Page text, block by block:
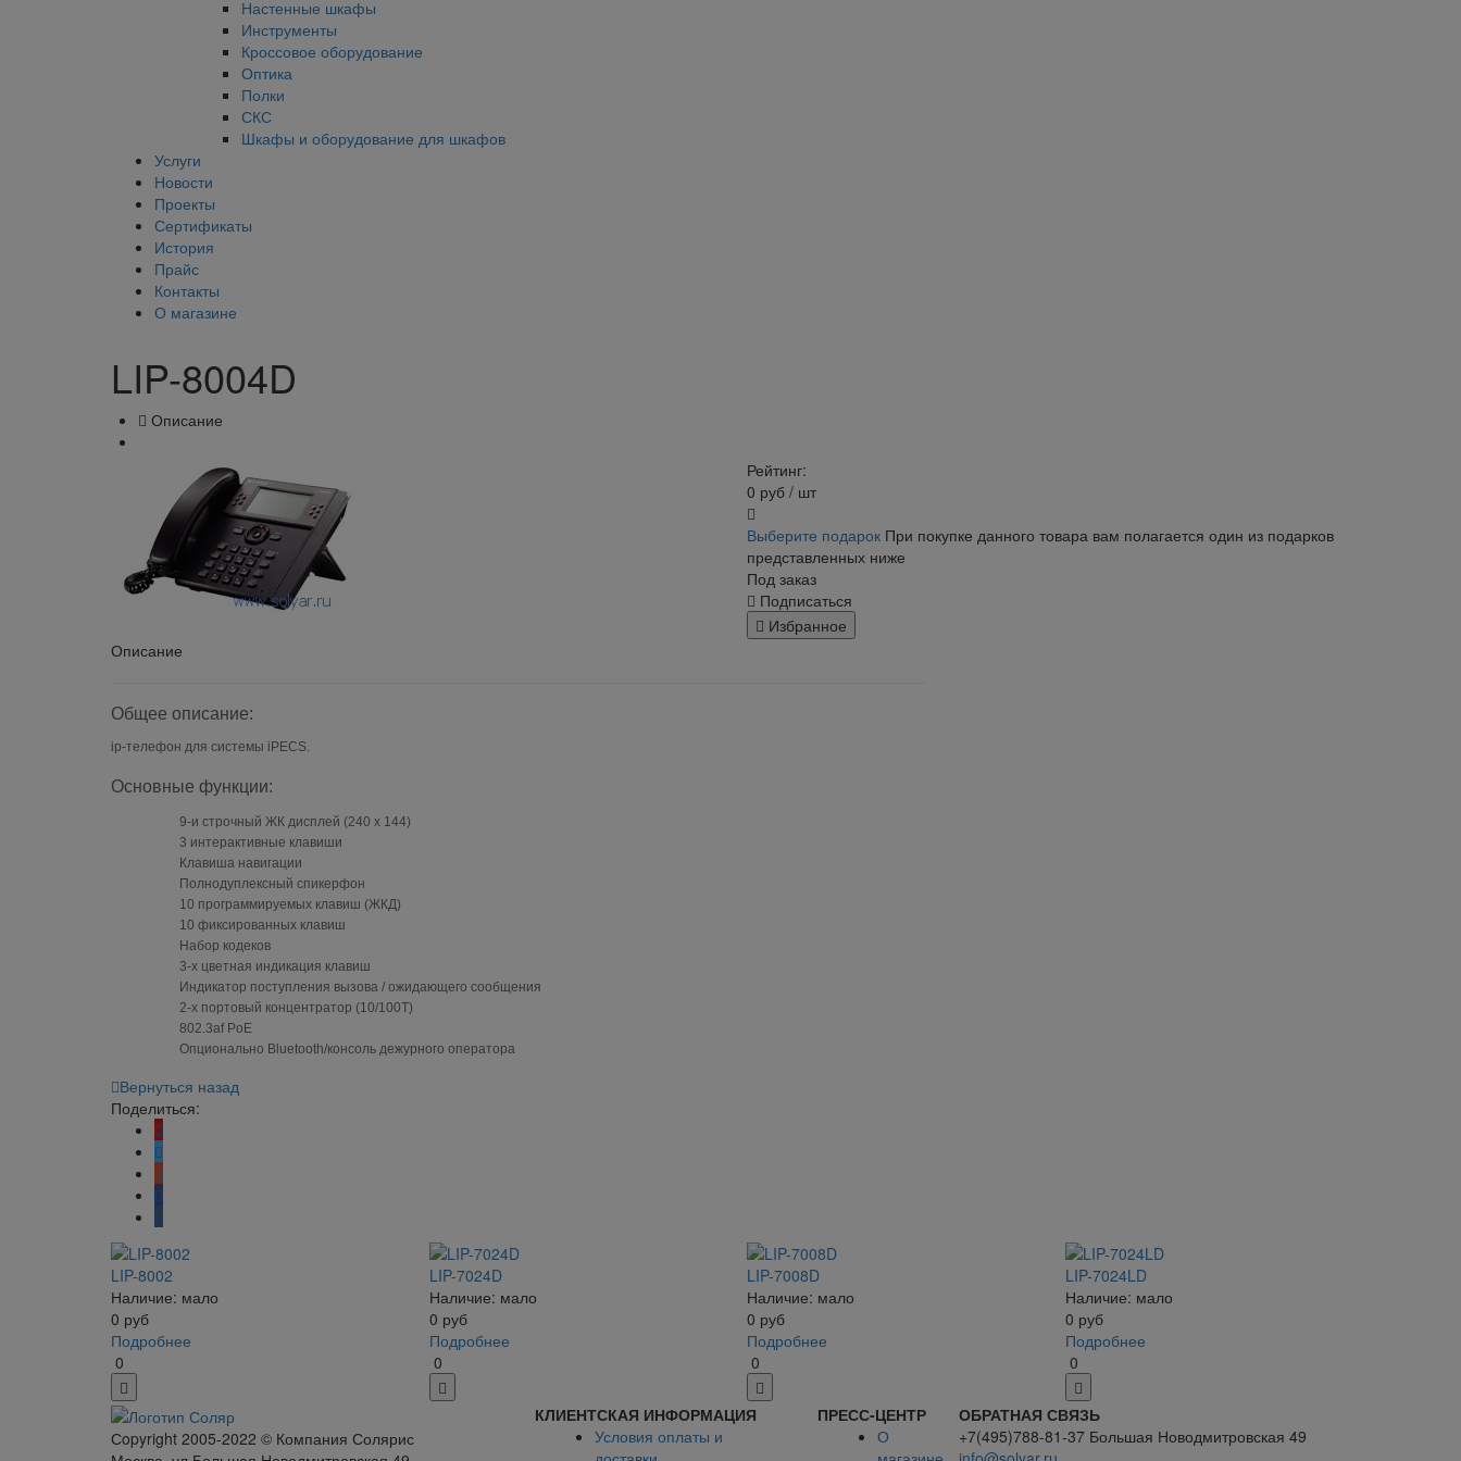
Настенные шкафы
Инструменты
Кроссовое оборудование
Оптика
Полки
СКС
Шкафы и оборудование для шкафов
Услуги
Новости
Проекты
Сертификаты
История
Прайс
Контакты
О магазине
LIP-8004D
Описание
Рейтинг:
0 руб / шт
Выберите подарок При покупке данного товара вам полагается один из подарков
представленных ниже
Под заказ
Подписаться
Избранное
Описание
Общее описание:
ip-телефон для системы iPECS.
Основные функции:
9-и строчный ЖК дисплей (240 x 144)
3 интерактивные клавиши
Клавиша навигации
Полнодуплексный спикерфон
10 программируемых клавиш (ЖКД)
10 фиксированных клавиш
Набор кодеков
3-х цветная индикация клавиш
Индикатор поступления вызова / ожидающего сообщения
2-х портовый концентратор (10/100T)
802.3af PoE
Опционально Bluetooth/консоль дежурного оператора
Вернуться назад
Поделиться:
LIP-8002
Наличие: мало
0 руб
Подробнее
0
LIP-7024D
Наличие: мало
0 руб
Подробнее
0
LIP-7008D
Наличие: мало
0 руб
Подробнее
0
LIP-7024LD
Наличие: мало
0 руб
Подробнее
0
Сopyright 2005-2022 © Компания Солярис
КЛИЕНТСКАЯ ИНФОРМАЦИЯ ПРЕСС-ЦЕНТР
ОБРАТНАЯ СВЯЗЬ
Условия оплаты и
О
+7(495)788-81-37 Большая Новодмитровская 49